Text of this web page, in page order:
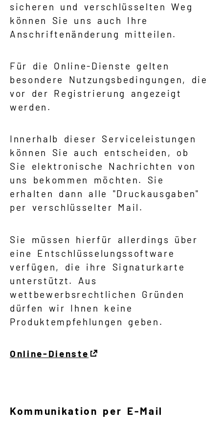
sicheren und verschlüsselten Weg
können Sie uns auch Ihre
Anschriftenänderung mitteilen.
Für die Online-Dienste gelten
besondere Nutzungsbedingungen, die
vor der Registrierung angezeigt
werden.
Innerhalb dieser Serviceleistungen
können Sie auch entscheiden, ob
Sie elektronische Nachrichten von
uns bekommen möchten. Sie
erhalten dann alle "Druckausgaben"
per verschlüsselter Mail.
Sie müssen hierfür allerdings über
eine Entschlüsselungssoftware
verfügen, die ihre Signaturkarte
unterstützt. Aus
wettbewerbsrechtlichen Gründen
dürfen wir Ihnen keine
Produktempfehlungen geben.
Online-Dienste
Kommunikation per E-Mail